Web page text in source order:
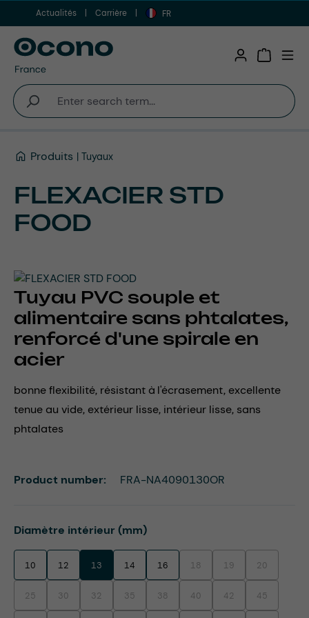
Aller au contenu principal
Actualités Carrière FR
Produits Tuyaux
FLEXACIER STD
FOOD
Tuyau PVC souple et
alimentaire sans phtalates,
renforcé d'une spirale en
acier
bonne flexibilité, résistant à l'écrasement, excellente
tenue au vide, extérieur lisse, intérieur lisse, sans
phtalates
Select
Diamètre intérieur (mm)
10 12 13 14 16 18(This option is currently
19(This option is
20(This option
25(This option is currently unavailable.)
30(This option is currently unavailable.)
32(This option is currently unavailable.)
35(This option is currently unavailable.)
38(This option is currently unavailable.)
40(This option is currently
42(This option is
45(This option
Product number: FRA-NA4090130OR